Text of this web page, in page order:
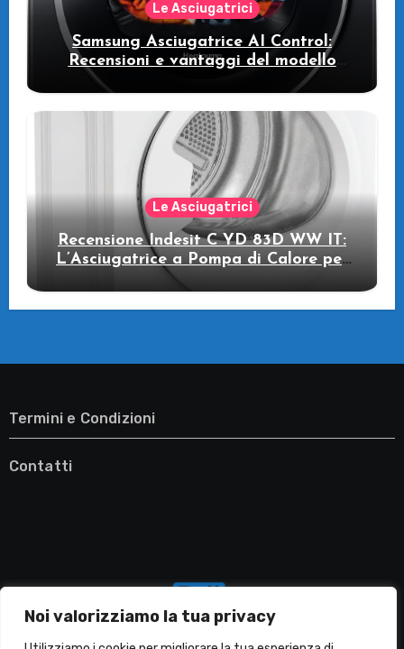
Noi valorizziamo la tua privacy
Le Asciugatrici
Samsung Asciugatrice AI Control:
Recensioni e vantaggi del modello
Le Asciugatrici
Recensione Indesit C YD 83D WW IT:
L’Asciugatrice a Pompa di Calore per
il Tuo Benessere
Termini e Condizioni
Contatti